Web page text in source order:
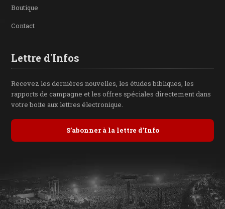
Boutique
Contact
Lettre d'Infos
Recevez les dernières nouvelles, les études bibliques, les
rapports de campagne et les offres spéciales directement dans
votre boite aux lettres électronique.
S’abonner à la lettre d’Info